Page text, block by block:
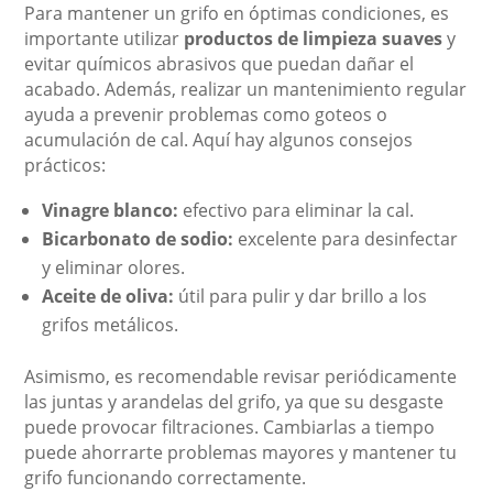
Para mantener un grifo en óptimas condiciones, es
importante utilizar productos de limpieza suavesy
evitar químicos abrasivos que puedan dañar el
acabado. Además, realizar un mantenimiento regular
ayuda a prevenir problemas como goteos o
acumulación de cal. Aquí hay algunos consejos
prácticos:
Vinagre blanco: efectivo para eliminar la cal.
Bicarbonato de sodio: excelente para desinfectar
y eliminar olores.
Aceite de oliva: útil para pulir y dar brillo a los
grifos metálicos.
Asimismo, es recomendable revisar periódicamente
las juntas y arandelas del grifo, ya que su desgaste
puede provocar filtraciones. Cambiarlas a tiempo
puede ahorrarte problemas mayores y mantener tu
grifo funcionando correctamente.